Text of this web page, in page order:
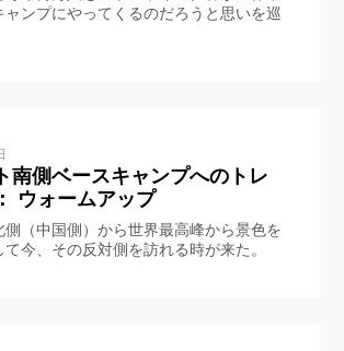
ャンプにやってくるのだろうと思いを巡
南側ベースキャンプへのトレ
ウォームアップ
側（中国側）から世界最高峰から景色を
今、その反対側を訪れる時が来た。